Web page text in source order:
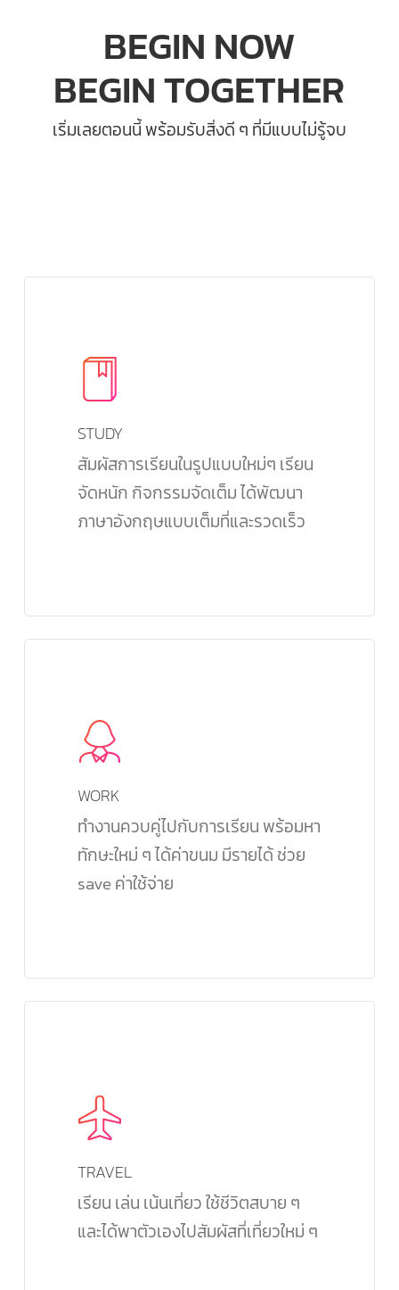
BEGIN NOW
BEGIN TOGETHER
เริ่มเลยตอนนี้ พร้อมรับสิ่งดี ๆ ที่มีแบบไม่รู้จบ
STUDY
สัมผัสการเรียนในรูปแบบใหม่ๆ เรียน
จัดหนัก กิจกรรมจัดเต็ม ได้พัฒนา
ภาษาอังกฤษแบบเต็มที่และรวดเร็ว
WORK
ทำงานควบคู่ไปกับการเรียน พร้อมหา
ทักษะใหม่ ๆ ได้ค่าขนม มีรายได้ ช่วย
save ค่าใช้จ่าย
TRAVEL
เรียน เล่น เน้นเที่ยว ใช้ชีวิตสบาย ๆ
และได้พาตัวเองไปสัมผัสที่เที่ยวใหม่ ๆ